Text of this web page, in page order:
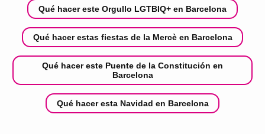
Qué hacer este Orgullo LGTBIQ+ en Barcelona
Qué hacer estas fiestas de la Mercè en Barcelona
Qué hacer este Puente de la Constitución en
Barcelona
Qué hacer esta Navidad en Barcelona